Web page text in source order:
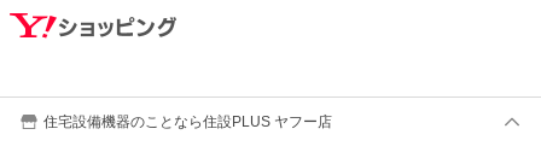
住宅設備機器のことなら住設PLUS ヤフー店